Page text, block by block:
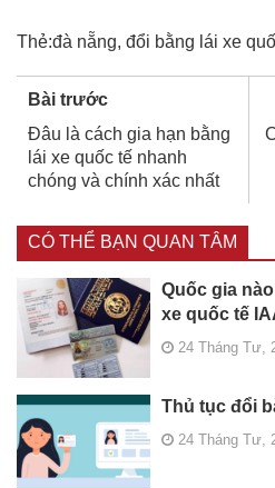
Thẻ:đà nẵng, đổi bằng lái xe
Bài trước
Đâu là cách gia hạn bằng
lái xe quốc tế nhanh
chóng và chính xác nhất
CÓ THỂ BẠN QUAN TÂM
Quốc gia
xe quốc tế
24 Tháng Tư,
Thủ tục đổi
24 Tháng Tư,